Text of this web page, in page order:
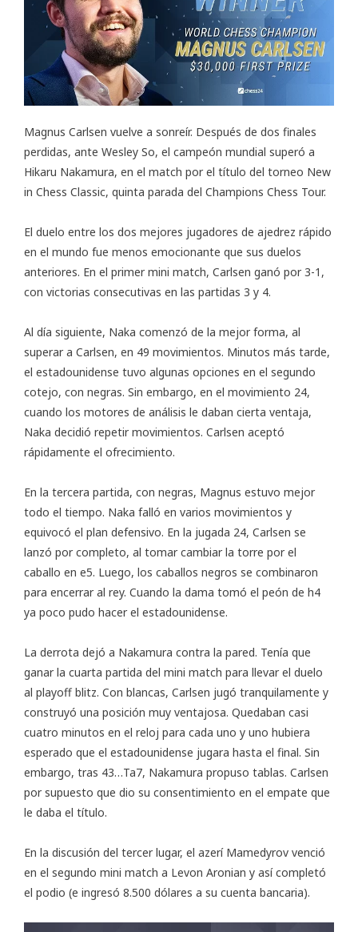
Magnus Carlsen vuelve a sonreír. Después de dos finales
perdidas, ante Wesley So, el campeón mundial superó a
Hikaru Nakamura, en el match por el título del torneo New
in Chess Classic, quinta parada del Champions Chess Tour.
El duelo entre los dos mejores jugadores de ajedrez rápido
en el mundo fue menos emocionante que sus duelos
anteriores. En el primer mini match, Carlsen ganó por 3-1,
con victorias consecutivas en las partidas 3 y 4.
Al día siguiente, Naka comenzó de la mejor forma, al
superar a Carlsen, en 49 movimientos. Minutos más tarde,
el estadounidense tuvo algunas opciones en el segundo
cotejo, con negras. Sin embargo, en el movimiento 24,
cuando los motores de análisis le daban cierta ventaja,
Naka decidió repetir movimientos. Carlsen aceptó
rápidamente el ofrecimiento.
En la tercera partida, con negras, Magnus estuvo mejor
todo el tiempo. Naka falló en varios movimientos y
equivocó el plan defensivo. En la jugada 24, Carlsen se
lanzó por completo, al tomar cambiar la torre por el
caballo en e5. Luego, los caballos negros se combinaron
para encerrar al rey. Cuando la dama tomó el peón de h4
ya poco pudo hacer el estadounidense.
La derrota dejó a Nakamura contra la pared. Tenía que
ganar la cuarta partida del mini match para llevar el duelo
al playoff blitz. Con blancas, Carlsen jugó tranquilamente y
construyó una posición muy ventajosa. Quedaban casi
cuatro minutos en el reloj para cada uno y uno hubiera
esperado que el estadounidense jugara hasta el final. Sin
embargo, tras 43…Ta7, Nakamura propuso tablas. Carlsen
por supuesto que dio su consentimiento en el empate que
le daba el título.
En la discusión del tercer lugar, el azerí Mamedyrov venció
en el segundo mini match a Levon Aronian y así completó
el podio (e ingresó 8.500 dólares a su cuenta bancaria).